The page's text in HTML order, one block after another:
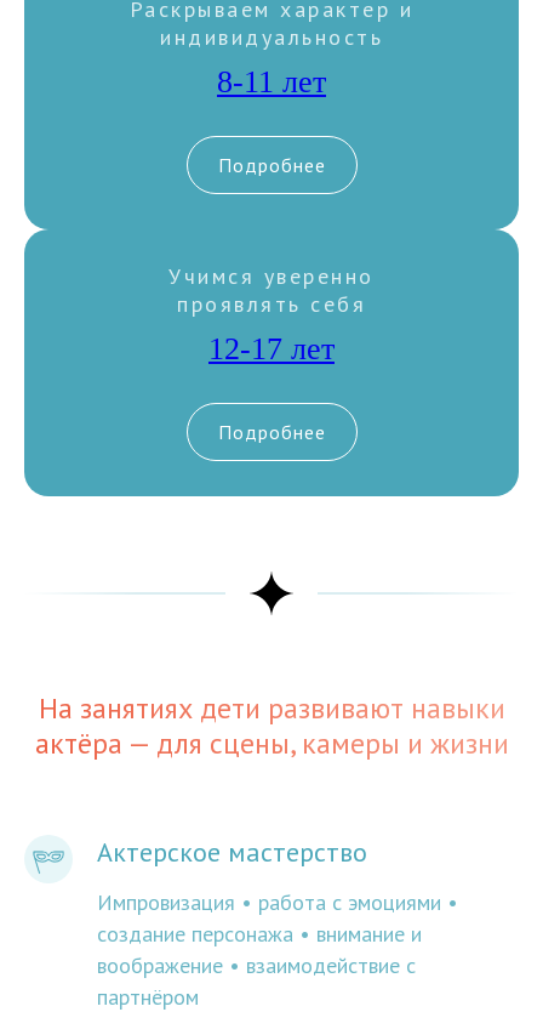
Раскрываем характер и
индивидуальность
8-11 лет
Подробнее
Учимся уверенно
проявлять себя
12-17 лет
Подробнее
На занятиях дети развивают навыки
актёра — для сцены, камеры и жизни
Актерское мастерство
Импровизация • работа с эмоциями •
создание персонажа • внимание и
воображение • взаимодействие с
партнёром